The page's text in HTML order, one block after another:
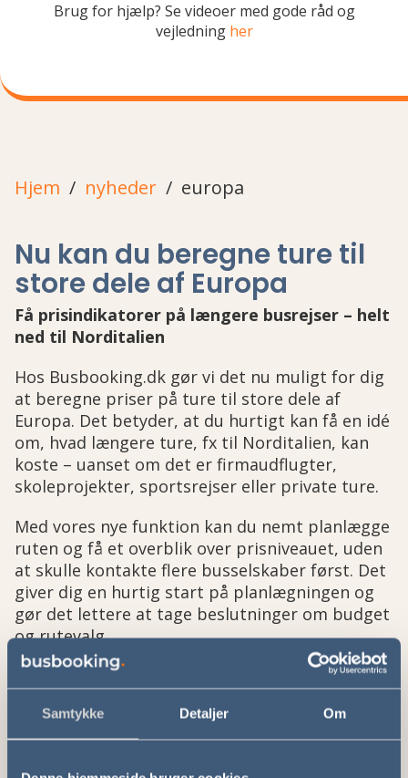
Samtykke Detaljer Om
Brug for hjælp? Se videoer med gode råd og
vejledning her
Hjem nyheder europa
Nu kan du beregne ture til
store dele af Europa
Få prisindikatorer på længere busrejser – helt
ned til Norditalien
Hos Busbooking.dk gør vi det nu muligt for dig
at beregne priser på ture til store dele af
Europa. Det betyder, at du hurtigt kan få en idé
om, hvad længere ture, fx til Norditalien, kan
koste – uanset om det er firmaudflugter,
skoleprojekter, sportsrejser eller private ture.
Med vores nye funktion kan du nemt planlægge
ruten og få et overblik over prisniveauet, uden
at skulle kontakte flere busselskaber først. Det
giver dig en hurtig start på planlægningen og
gør det lettere at tage beslutninger om budget
og rutevalg.
Tyskland er et populært rejsemål
Vi oplever, at Tyskland er utroligt populært for
mange af vores brugere. Skoler, foreninger og